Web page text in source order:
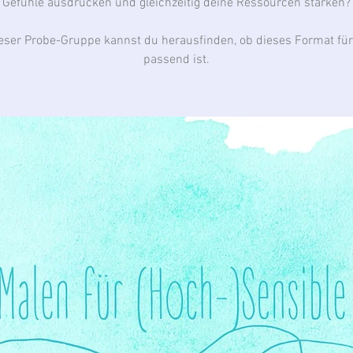
Gefühle ausdrücken und gleichzeitig deine Ressourcen stärken?
Probe-Gruppe kannst du herausfinden, ob dieses Format
passend ist.